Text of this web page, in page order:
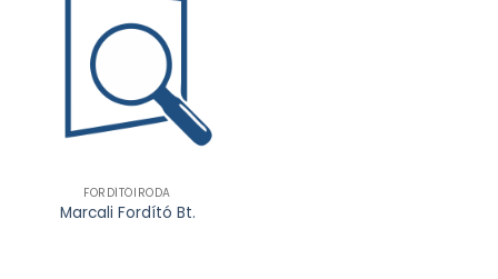
FORDÍTÓIRODA
Marcali Fordító Bt.